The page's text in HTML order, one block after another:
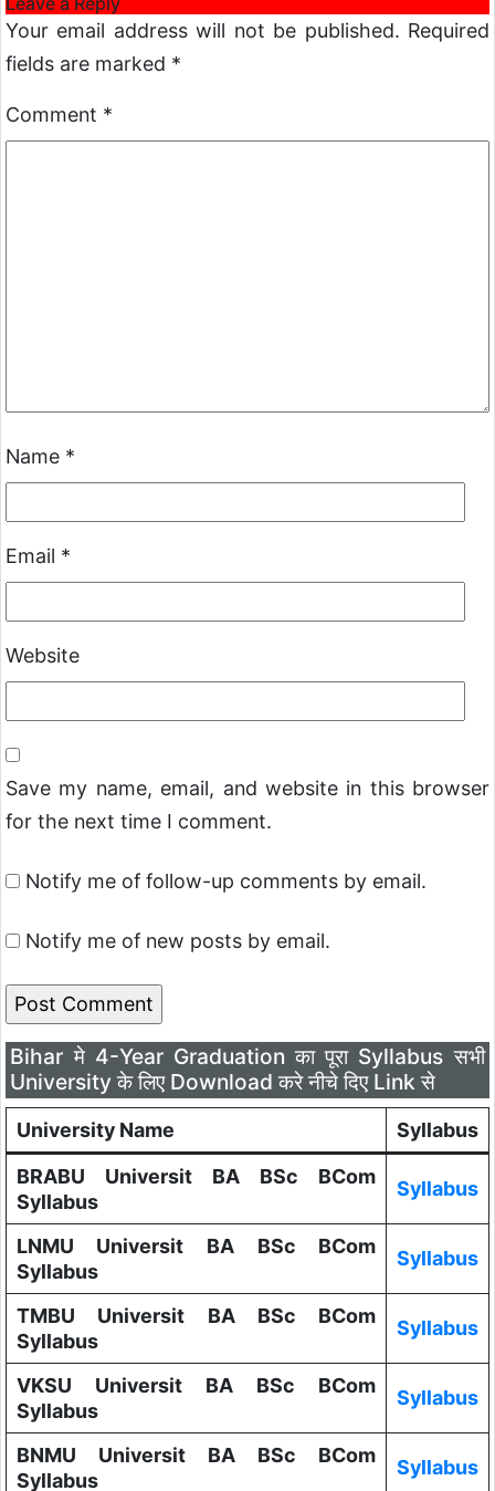
Your email address will not be published. Required
fields are marked *
Comment *
Name *
Email *
Website
Save my name, email, and website in this browser
for the next time I comment.
Notify me of follow-up comments by email.
Notify me of new posts by email.
Bihar मे 4-Year Graduation का पूरा Syllabus सभी
University के लिए Download करे नीचे दिए Link से
University Name
Syllabus
BRABU Universit BA BSc BCom
Syllabus
Syllabus
LNMU Universit BA BSc BCom
Syllabus
Syllabus
TMBU Universit BA BSc BCom
Syllabus
Syllabus
VKSU Universit BA BSc BCom
Syllabus
Syllabus
BNMU Universit BA BSc BCom
Syllabus
Syllabus